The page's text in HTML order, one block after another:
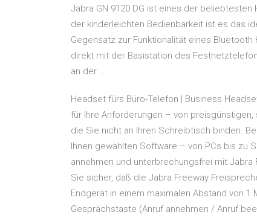
Jabra GN 9120 DG ist eines der
der kinderleichten Bedienbarkeit ist es das
Gegensatz zur Funktionalität eines
direkt mit der Basistation des
an der …
Headset fürs Büro-Telefon | Business
für Ihre Anforderungen – von
die Sie nicht an Ihren Schreibtisch binden.
Ihnen gewählten Software – von PCs bis zu
annehmen und unterbrechungsfrei mit
Sie sicher, daß die Jabra Freeway
Endgerät in einem maximalen Abstand von
Gesprächstaste (Anruf annehmen / Anruf